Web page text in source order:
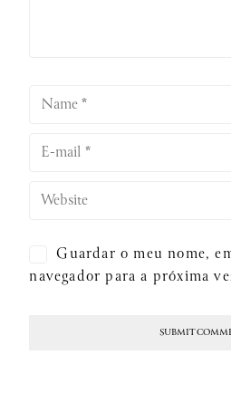
Guardar o meu nome,
navegador para a próxima